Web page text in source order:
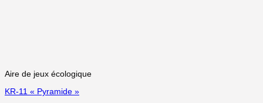
Aire de jeux écologique
KR-11 « Pyramide »